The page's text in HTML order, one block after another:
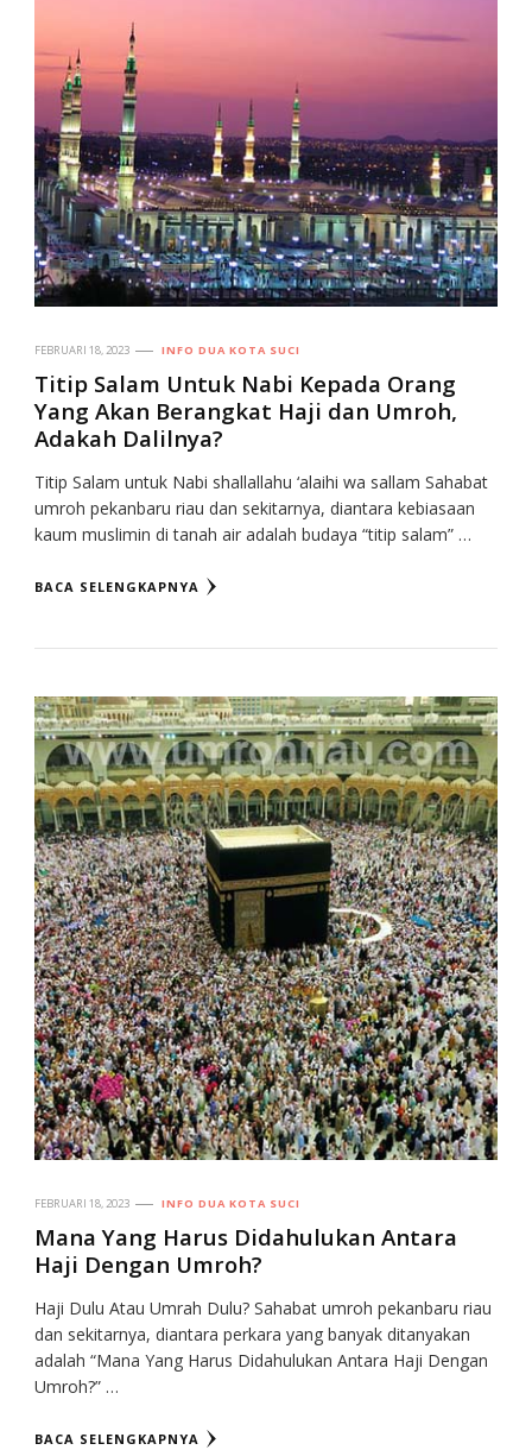
FEBRUARI 18, 2023 INFO DUA KOTA SUCI
Titip Salam Untuk Nabi Kepada Orang
Yang Akan Berangkat Haji dan Umroh,
Adakah Dalilnya?
Titip Salam untuk Nabi shallallahu ‘alaihi wa sallam Sahabat
umroh pekanbaru riau dan sekitarnya, diantara kebiasaan
kaum muslimin di tanah air adalah budaya “titip salam” …
BACA SELENGKAPNYA
FEBRUARI 18, 2023 INFO DUA KOTA SUCI
Mana Yang Harus Didahulukan Antara
Haji Dengan Umroh?
Haji Dulu Atau Umrah Dulu? Sahabat umroh pekanbaru riau
dan sekitarnya, diantara perkara yang banyak ditanyakan
adalah “Mana Yang Harus Didahulukan Antara Haji Dengan
Umroh?” …
BACA SELENGKAPNYA